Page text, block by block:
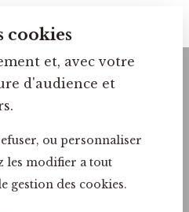
cookies
et, avec votre
d'audience et
ou personnaliser
les modifier a tout
gestion des cookies.